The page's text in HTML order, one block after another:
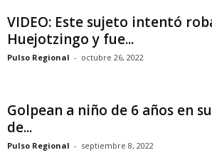
VIDEO: Este sujeto intentó
Huejotzingo y fue...
Pulso Regional - octubre 26, 2022
Golpean a niño de 6 años en
de...
Pulso Regional - septiembre 8, 2022